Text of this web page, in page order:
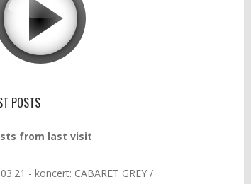
POSTS
from last visit
- koncert: CABARET GREY /